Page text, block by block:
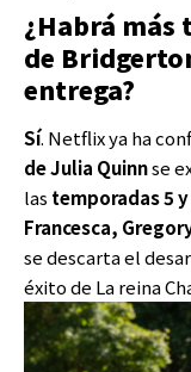
¿Habrá más
de
entrega?
Sí. Netflix ya ha
de Julia Quinnse
las temporadas 5 y
Francesca,
se descarta el
éxito de La reina